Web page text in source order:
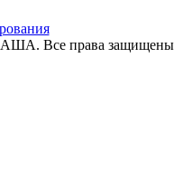
Все права защищены